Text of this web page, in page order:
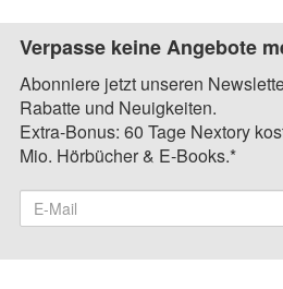
Verpasse keine Angebote
Abonniere jetzt unseren
Rabatte und Neuigkeiten.
Extra-Bonus: 60 Tage Nextory
Mio. Hörbücher & E-Books.*